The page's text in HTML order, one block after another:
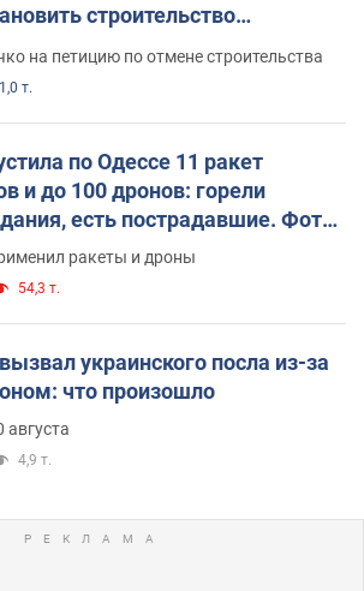
строительство
на петицию по отмене строительства
т.
по Одессе 11 ракет
и до 100 дронов: горели
есть пострадавшие. Фото
ракеты и дроны
54,3 т.
украинского посла из-за
что произошло
августа
4,9 т.